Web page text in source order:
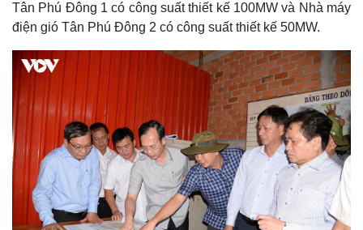
Tân Phú Đông 1 có công suất thiết kế 100MW và Nhà máy
điện gió Tân Phú Đông 2 có công suất thiết kế 50MW.